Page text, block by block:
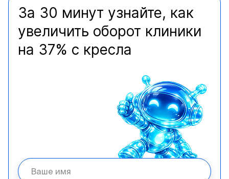
За 30 минут узнайте, как
увеличить оборот клиники
на 37% с кресла